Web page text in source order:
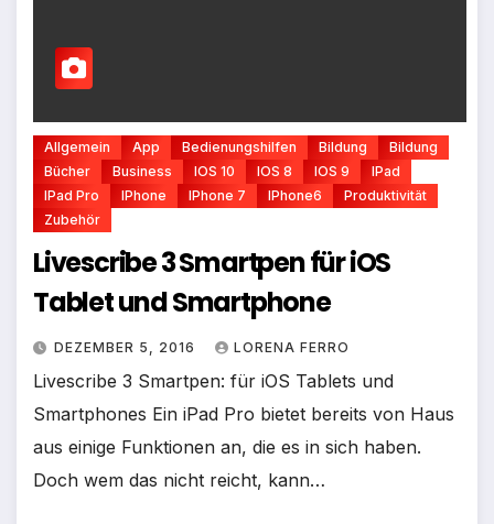
Allgemein App Bedienungshilfen Bildung
Bildung
Bücher
Business IOS 10 IOS 8 IOS 9
IPad
IPad Pro
IPhone IPhone 7 IPhone6
Produktivität
Zubehör
Livescribe 3 Smartpen für iOS
Tablet und Smartphone
DEZEMBER 5, 2016 LORENA FERRO
Livescribe 3 Smartpen: für iOS Tablets und
Smartphones Ein iPad Pro bietet bereits von Haus
aus einige Funktionen an, die es in sich haben.
Doch wem das nicht reicht, kann…